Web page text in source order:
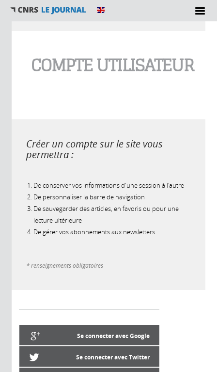
COMPTE UTILISATEUR
Créer un compte sur le site vous
permettra :
De conserver vos informations d'une session à l'autre
De personnaliser la barre de navigation
De sauvegarder des articles, en favoris ou pour une
lecture ultérieure
De gérer vos abonnements aux newsletters
* renseignements obligatoires
Se connecter avec Google
Se connecter avec Twitter